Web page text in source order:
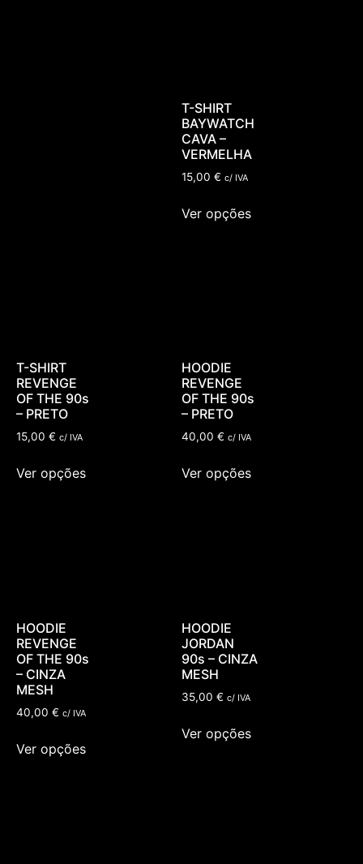
T-SHIRT
BAYWATCH
CAVA –
VERMELHA
15,00 € c/ IVA
Ver opções
T-SHIRT
REVENGE
OF THE 90s
– PRETO
15,00 € c/ IVA
Ver opções
HOODIE
REVENGE
OF THE 90s
– PRETO
40,00 € c/ IVA
Ver opções
HOODIE
REVENGE
OF THE 90s
– CINZA
MESH
40,00 € c/ IVA
Ver opções
HOODIE
JORDAN
90s – CINZA
MESH
35,00 € c/ IVA
Ver opções